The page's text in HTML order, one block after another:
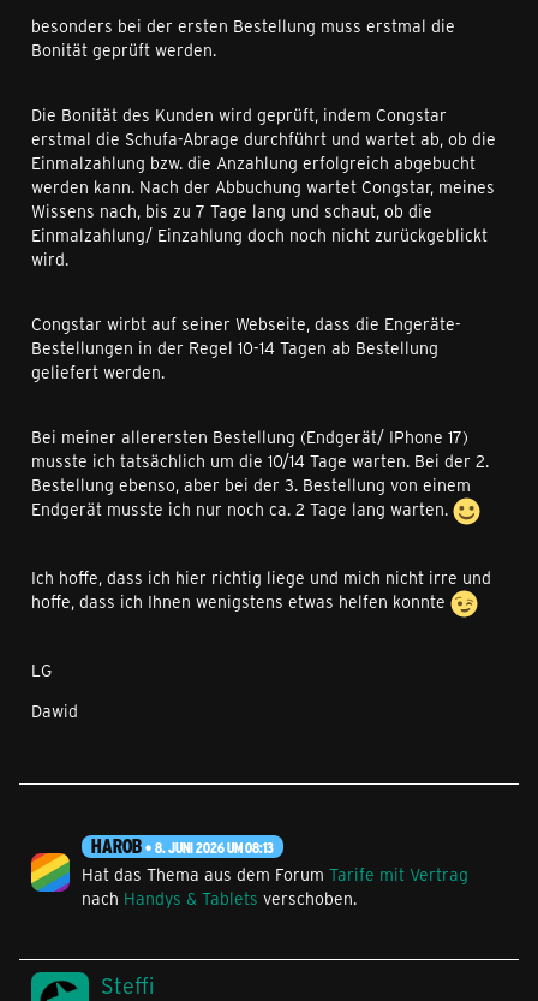
besonders bei der ersten Bestellung muss erstmal die
Bonität geprüft werden.
Die Bonität des Kunden wird geprüft, indem Congstar
erstmal die Schufa-Abrage durchführt und wartet ab, ob die
Einmalzahlung bzw. die Anzahlung erfolgreich abgebucht
werden kann. Nach der Abbuchung wartet Congstar, meines
Wissens nach, bis zu 7 Tage lang und schaut, ob die
Einmalzahlung/ Einzahlung doch noch nicht zurückgeblickt
wird.
Congstar wirbt auf seiner Webseite, dass die Engeräte-
Bestellungen in der Regel 10-14 Tagen ab Bestellung
geliefert werden.
Bei meiner allerersten Bestellung (Endgerät/ IPhone 17)
musste ich tatsächlich um die 10/14 Tage warten. Bei der 2.
Bestellung ebenso, aber bei der 3. Bestellung von einem
Endgerät musste ich nur noch ca. 2 Tage lang warten.
Ich hoffe, dass ich hier richtig liege und mich nicht irre und
hoffe, dass ich Ihnen wenigstens etwas helfen konnte
LG
Dawid
HAROB 8. JUNI 2026 UM 08:13
Hat das Thema aus dem Forum Tarife mit Vertrag
nach Handys & Tablets verschoben.
Steffi